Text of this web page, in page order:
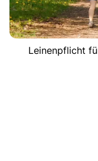
Leinenpflicht